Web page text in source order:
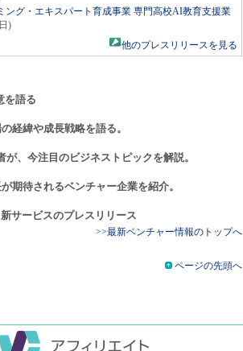
ング・エキスパート育成事業 専門高校AI教育支援業
)
他のプレスリリースを見る
を語る
経緯や成長戦略を語る。
、今注目のビジネストピックを解説。
期待されるベンチャー企業を紹介。
サービスのプレスリリース
>>最新ベンチャー情報のトップへ
ページの先頭へ